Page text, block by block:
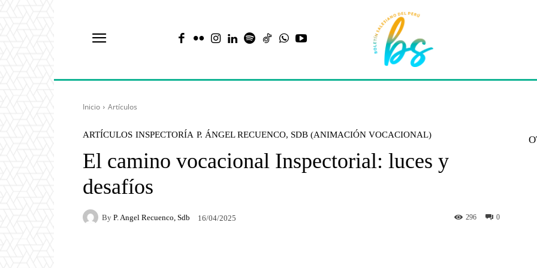
Inicio Artículos
ARTÍCULOS INSPECTORÍA P. ÁNGEL RECUENCO, SDB (ANIMACIÓN VOCACIONAL)
El camino vocacional Inspectorial: luces y
desafíos
By P. Angel Recuenco, Sdb 16/04/2025 0
296